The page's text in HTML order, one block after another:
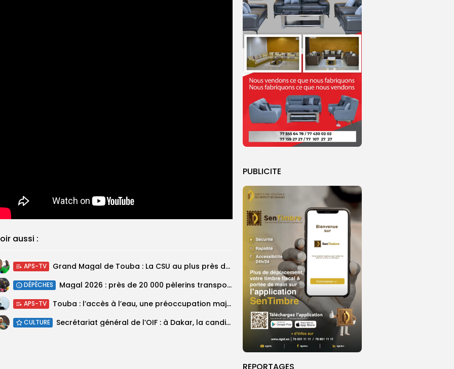
PUBLICITE
REPORTAGES
aussi :
APS-TV Grand Magal de Touba : La CSU au plus près des pèlerins
DÉPÊCHES Magal 2026 : près de 20 000 pèlerins transportés vers Touba en...
APS-TV Touba : l’accès à l’eau, une préoccupation majeure avant le Grand Magal
CULTURE Secrétariat général de l’OIF : à Dakar, la candidate Coumba Bâ, décline...